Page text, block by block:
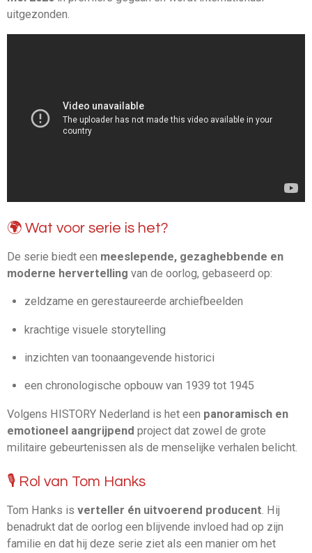
uitgezonden.
🌍 Wat voor serie is het?
De serie biedt een meeslepende, gezaghebbende en
moderne hervertelling van de oorlog, gebaseerd op:
zeldzame en gerestaureerde archiefbeelden
krachtige visuele storytelling
inzichten van toonaangevende historici
een chronologische opbouw van 1939 tot 1945
Volgens HISTORY Nederland is het een panoramisch en
emotioneel aangrijpend project dat zowel de grote
militaire gebeurtenissen als de menselijke verhalen belicht.
🎙️ Rol van Tom Hanks
Tom Hanks is verteller én uitvoerend producent. Hij
benadrukt dat de oorlog een blijvende invloed had op zijn
familie en dat hij deze serie ziet als een manier om het